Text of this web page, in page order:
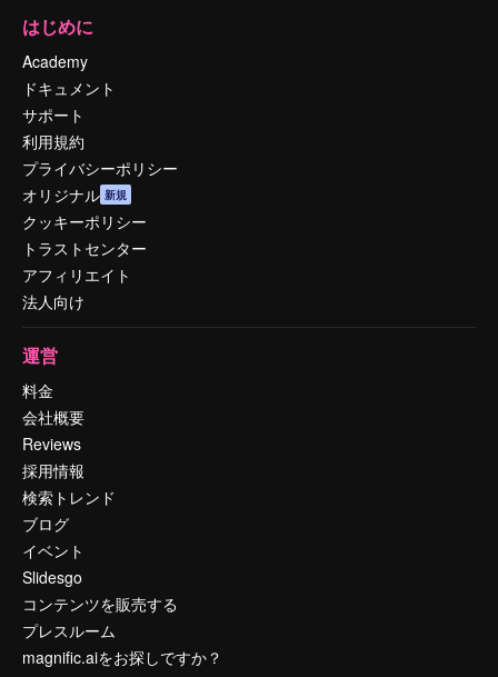
はじめに
Academy
ドキュメント
サポート
利用規約
プライバシーポリシー
オリジナル 新規
クッキーポリシー
トラストセンター
アフィリエイト
法人向け
運営
料金
会社概要
Reviews
採用情報
検索トレンド
ブログ
イベント
Slidesgo
コンテンツを販売する
プレスルーム
magnific.aiをお探しですか？